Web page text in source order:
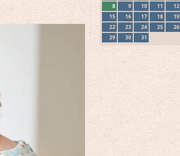
8
9 10 11 12
15
16 17 18 19
22
23 24 25 26
29
30 31